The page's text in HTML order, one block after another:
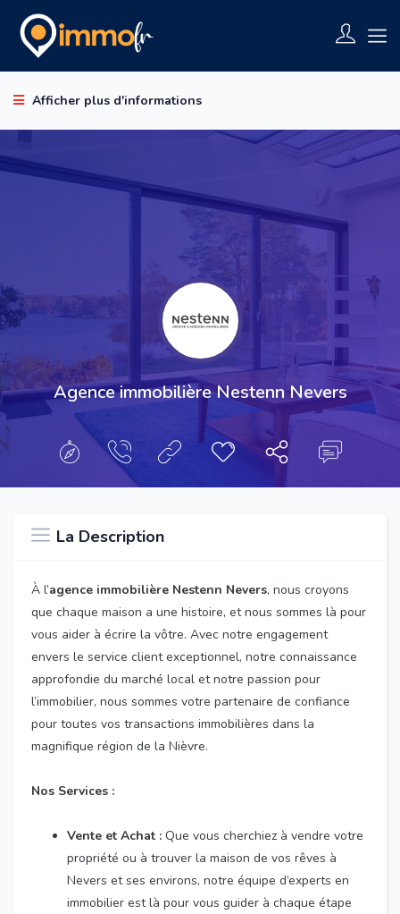
Afficher plus d'informations
Agence immobilière Nestenn Nevers
La Description
À l’agence immobilière Nestenn Nevers, nous croyons
que chaque maison a une histoire, et nous sommes là pour
vous aider à écrire la vôtre. Avec notre engagement
envers le service client exceptionnel, notre connaissance
approfondie du marché local et notre passion pour
l’immobilier, nous sommes votre partenaire de confiance
pour toutes vos transactions immobilières dans la
magnifique région de la Nièvre.
Nos Services :
Vente et Achat : Que vous cherchiez à vendre votre
propriété ou à trouver la maison de vos rêves à
Nevers et ses environs, notre équipe d’experts en
immobilier est là pour vous guider à chaque étape